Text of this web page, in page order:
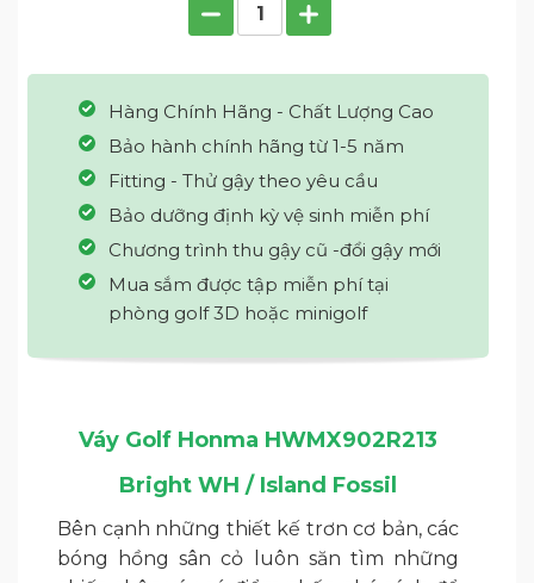
Hàng Chính Hãng - Chất Lượng Cao
Bảo hành chính hãng từ 1-5 năm
Fitting - Thử gậy theo yêu cầu
Bảo dưỡng định kỳ vệ sinh miễn phí
Chương trình thu gậy cũ -đổi gậy mới
Mua sắm được tập miễn phí tại
phòng golf 3D hoặc minigolf
Váy Golf Honma HWMX902R213
Bright WH / Island Fossil
Bên cạnh những thiết kế trơn cơ bản, các
bóng hồng sân cỏ luôn săn tìm những